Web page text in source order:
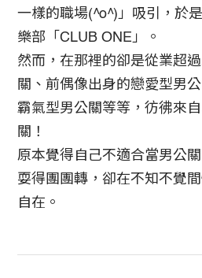
一樣的職場(^o^)」吸引，於
樂部「CLUB ONE」。
然而，在那裡的卻是從業超
關、前偶像出身的戀愛型男
霸氣型男公關等等，彷彿來
關！
原本覺得自己不適合當男公
耍得團團轉，卻在不知不覺
自在。